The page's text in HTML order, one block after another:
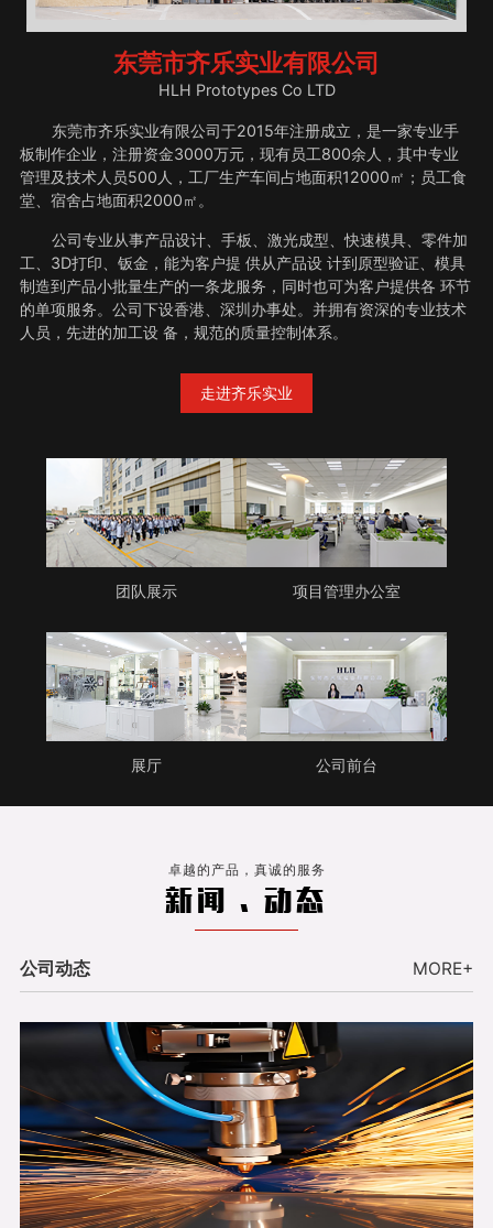
东莞市齐乐实业有限公司
HLH Prototypes Co LTD
东莞市齐乐实业有限公司于2015年注册成立，是一家专业手
板制作企业，注册资金3000万元，现有员工800余人，其中专业
管理及技术人员500人，工厂生产车间占地面积12000㎡；员工食
堂、宿舍占地面积2000㎡。
公司专业从事产品设计、手板、激光成型、快速模具、零件加
工、3D打印、钣金，能为客户提 供从产品设 计到原型验证、模具
制造到产品小批量生产的一条龙服务，同时也可为客户提供各 环节
的单项服务。公司下设香港、深圳办事处。并拥有资深的专业技术
人员，先进的加工设 备，规范的质量控制体系。
走进齐乐实业
团队展示 项目管理办公室
展厅 公司前台
卓越的产品，真诚的服务
新闻 . 动态
公司动态 MORE+